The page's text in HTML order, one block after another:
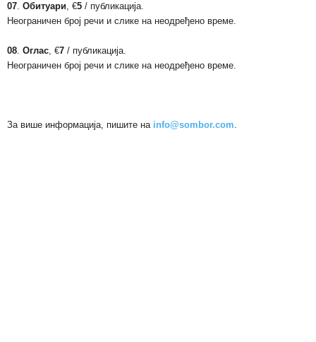
07. Обитуари, €5 / публикација.
Неограничен број речи и слике на неодређено време.
08. Оглас, €7 / публикација.
Неограничен број речи и слике на неодређено време.
За више информација, пишите на info@sombor.com.